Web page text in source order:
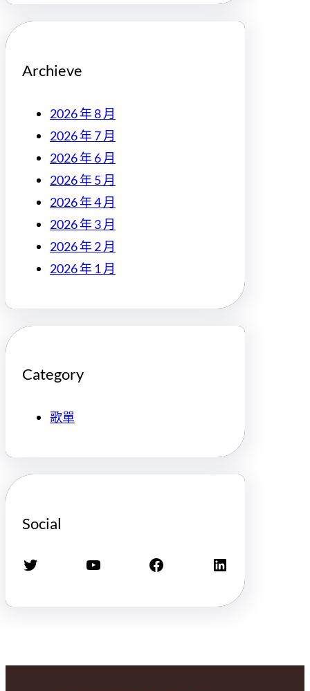
Archieve
2026 年 8 月
2026 年 7 月
2026 年 6 月
2026 年 5 月
2026 年 4 月
2026 年 3 月
2026 年 2 月
2026 年 1 月
Category
歌單
Social
X YouTube Facebook LinkedIn